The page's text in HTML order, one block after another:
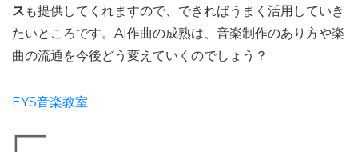
ス も提供してくれますので、できればうまく活用していき
たいところです。AI作曲の成熟は、音楽制作のあり方や楽
曲の流通を今後どう変えていくのでしょう？
EYS音楽教室